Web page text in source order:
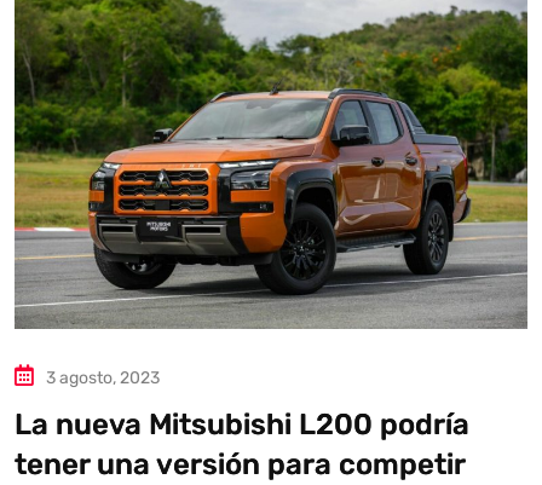
3 agosto, 2023
La nueva Mitsubishi L200 podría
tener una versión para competir